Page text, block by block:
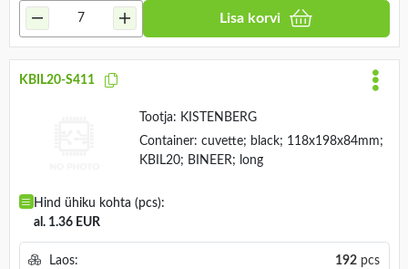
Lisa korvi
KBIL20-S411
Tootja: KISTENBERG
Container: cuvette; black; 118x198x84mm;
KBIL20; BINEER; long
Hind ühiku kohta (pcs):
al. 1.36 EUR
Laos: 192pcs